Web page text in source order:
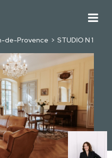
de-Provence STUDIO N 1